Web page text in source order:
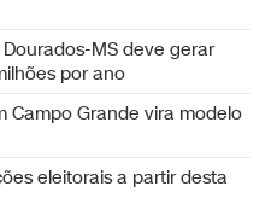
MS deve gerar
por ano
Campo Grande vira modelo
eleitorais a partir desta